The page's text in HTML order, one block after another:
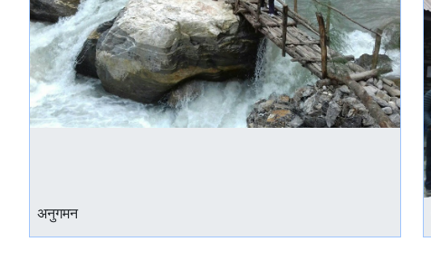
अनुगमन